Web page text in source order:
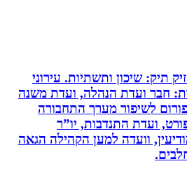
שיכון ותשתיות. עירוני
ועדת הנהלה, ועדת משנה
לשיפור מערך התחבורה
התנדבות, יו”ר
וועדה למען הקהילה הגאה